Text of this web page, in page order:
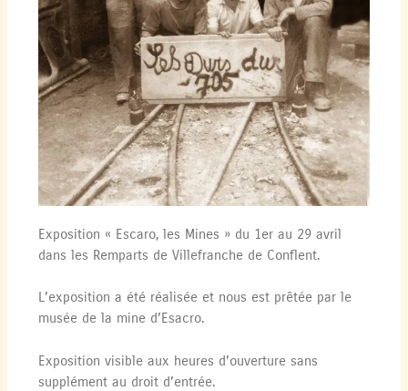
Exposition « Escaro, les Mines » du 1er au 29 avril
dans les Remparts de Villefranche de Conflent.
L’exposition a été réalisée et nous est prêtée par le
musée de la mine d’Esacro.
Exposition visible aux heures d’ouverture sans
supplément au droit d’entrée.